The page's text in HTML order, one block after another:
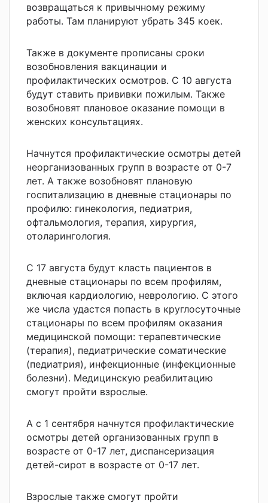
возвращаться к привычному режиму
работы. Там планируют убрать 345 коек.
Также в документе прописаны сроки
возобновления вакцинации и
профилактических осмотров. С 10 августа
будут ставить прививки пожилым. Также
возобновят плановое оказание помощи в
женских консультациях.
Начнутся профилактические осмотры детей
неорганизованных групп в возрасте от 0-7
лет. А также возобновят плановую
госпитализацию в дневные стационары по
профилю: гинекология, педиатрия,
офтальмология, терапия, хирургия,
отоларингология.
С 17 августа будут класть пациентов в
дневные стационары по всем профилям,
включая кардиологию, неврологию. С этого
же числа удастся попасть в круглосуточные
стационары по всем профилям оказания
медицинской помощи: терапевтические
(терапия), педиатрические соматические
(педиатрия), инфекционные (инфекционные
болезни). Медицинскую реабилитацию
смогут пройти взрослые.
А с 1 сентября начнутся профилактические
осмотры детей организованных групп в
возрасте от 0-17 лет, диспансеризация
детей-сирот в возрасте от 0-17 лет.
Взрослые также смогут пройти